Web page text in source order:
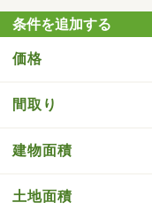
条件を追加する
価格
間取り
建物面積
土地面積